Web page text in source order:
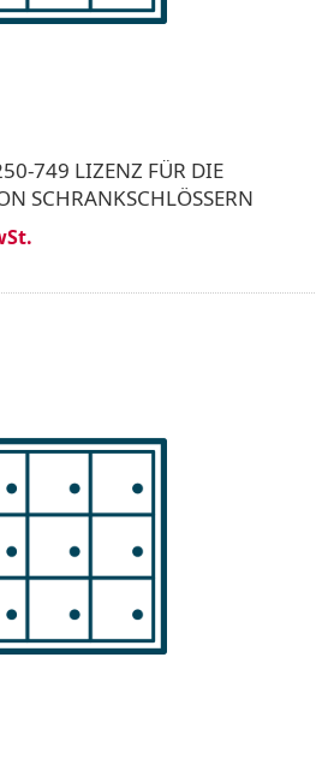
749 LIZENZ FÜR DIE
SCHRANKSCHLÖSSERN